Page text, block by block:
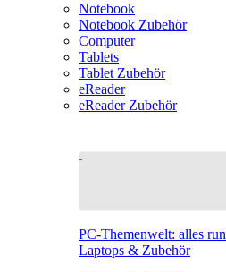
Notebook
Notebook Zubehör
Computer
Tablets
Tablet Zubehör
eReader
eReader Zubehör
PC-Themenwelt: alles
Laptops & Zubehör